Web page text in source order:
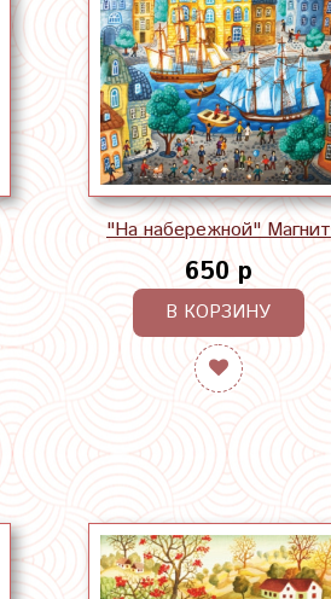
"На набережной" Магнит
650 р
В КОРЗИНУ